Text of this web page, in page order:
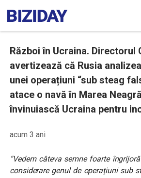
Război în Ucraina. Directorul
avertizează că Rusia
unei operațiuni “sub steag
atace o navă în Marea
învinuiască Ucraina pentru
acum 3 ani
“Vedem câteva semne foarte
considerare genul de operațiuni sub